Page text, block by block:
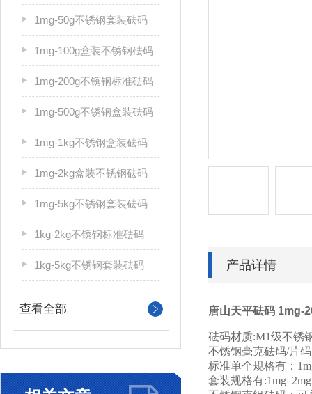
1mg-50g不锈钢套装砝码
1mg-100g盒装不锈钢砝码
1mg-200g不锈钢标准砝码
1mg-500g不锈钢盒装砝码
1mg-1kg不锈钢盒装砝码
1mg-2kg盒装不锈钢砝码
1mg-5kg不锈钢套装砝码
1kg-2kg不锈钢标准砝码
1kg-5kg不锈钢套装砝码
查看全部
产品详情
唐山天平砝码 1mg-
砝码材质:M1级不锈
不锈钢毫克砝码/片
标准单个规格有：
套装规格有:1mg